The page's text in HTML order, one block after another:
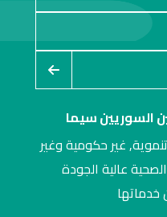
السوريين سيما
غير حكومية وغير
عالية الجودة
خدماتها